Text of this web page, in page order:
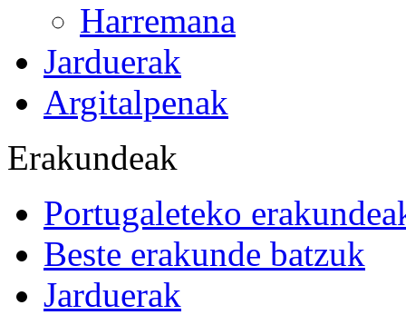
Harremana
Jarduerak
Argitalpenak
Erakundeak
Portugaleteko
Beste erakunde batzuk
Jarduerak